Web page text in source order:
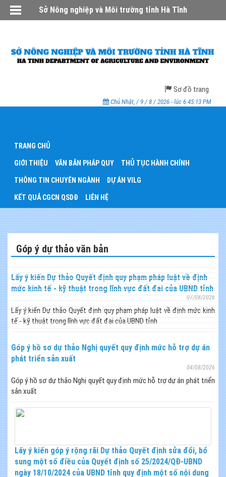
Sở Nông nghiệp và Môi trường tỉnh Hà Tĩnh
Sơ đồ trang
Chủ Nhật, / 9 / 8 / 2026 - lúc 6:45:13 PM
TRANG CHỦ
GIỚI THIỆU VĂN BẢN PHÁP QUY THỦ TỤC HÀNH CHÍNH
THÔNG TIN CHUYÊN NGÀNH DỰ ÁN VILG
KẾT QUẢ CGCN QSDĐ LIÊN HỆ
Góp ý dự thảo văn bản
Lấy ý kiến Dự thảo Quyết định quy phạm pháp luật về định
mức kinh tế - kỹ thuật trong lĩnh vực đất đai của UBND tỉnh
07/08/2026
Lấy ý kiến Dự thảo Quyết định quy phạm pháp luật về định mức kinh
tế - kỹ thuật trong lĩnh vực đất đai của UBND tỉnh
Góp ý hồ sơ dự thảo Nghị quyết quy định mức hỗ trợ dự án
phát triển sản xuất
04/08/2026
Góp ý hồ sơ dự thảo Nghị quyết quy định mức hỗ trợ dự án phát triển
sản xuất
Lấy ý kiến góp ý rộng rãi Dự thảo Quyết định sửa đổi, bổ
sung một số điều của Quyết định số 25/2024/QĐ-UBND
ngày 18/10/2024 của UBND tỉnh quy định một số nội dung